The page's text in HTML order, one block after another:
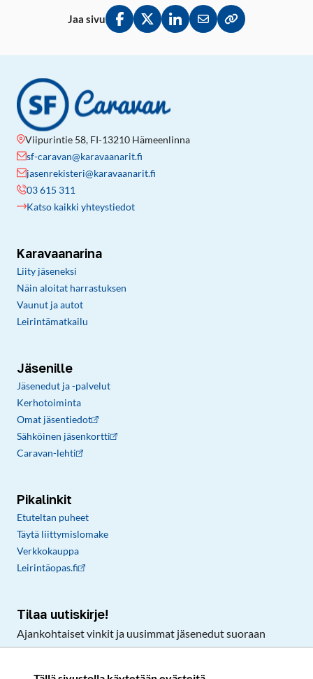
Jaa sivu
Jaa Facebookissa
Jaa Twitterissä
Jaa LinkedInissä
Jaa sähköpostitse
Kopioi linkki
Viipurintie 58, FI-13210 Hämeenlinna
sf-caravan@karavaanarit.fi
jasenrekisteri@karavaanarit.fi
03 615 311
Katso kaikki yhteystiedot
Karavaanarina
Liity jäseneksi
Näin aloitat harrastuksen
Vaunut ja autot
Leirintämatkailu
Jäsenille
Jäsenedut ja -palvelut
Kerhotoiminta
Omat jäsentiedot
Sähköinen jäsenkortti
Caravan-lehti
Pikalinkit
Etuteltan puheet
Täytä liittymislomake
Verkkokauppa
Leirintäopas.fi
Tilaa uutiskirje!
Ajankohtaiset vinkit ja uusimmat jäsenedut suoraan